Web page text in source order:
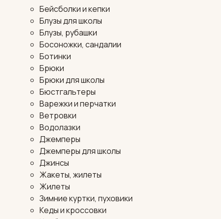
Бейсболки и кепки
Блузы для школы
Блузы, рубашки
Босоножки, сандалии
Ботинки
Брюки
Брюки для школы
Бюстгальтеры
Варежки и перчатки
Ветровки
Водолазки
Джемперы
Джемперы для школы
Джинсы
Жакеты, жилеты
Жилеты
Зимние куртки, пуховики
Кеды и кроссовки